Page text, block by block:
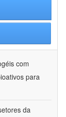
com
para
da